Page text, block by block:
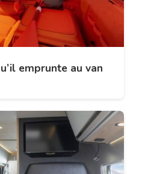
emprunte au van